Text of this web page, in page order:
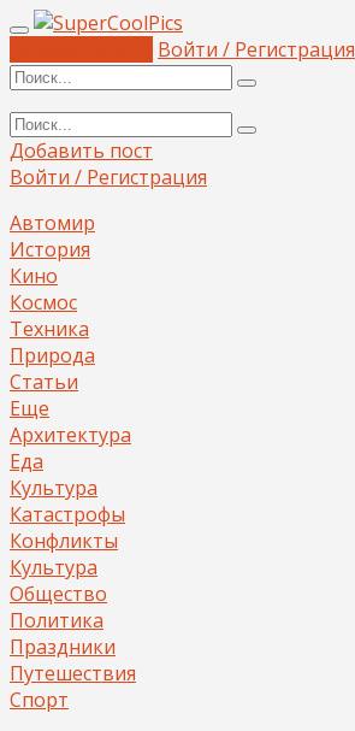
Войти / Регистрация
Добавить пост
Войти / Регистрация
Автомир
История
Кино
Космос
Техника
Природа
Статьи
Еще
Архитектура
Еда
Культура
Катастрофы
Конфликты
Культура
Общество
Политика
Праздники
Путешествия
Спорт